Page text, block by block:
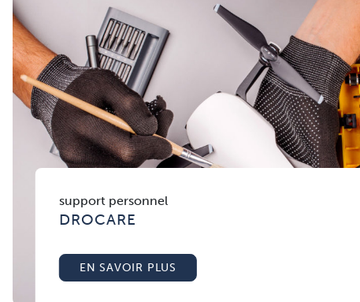
support personnel
DROCARE
EN SAVOIR PLUS